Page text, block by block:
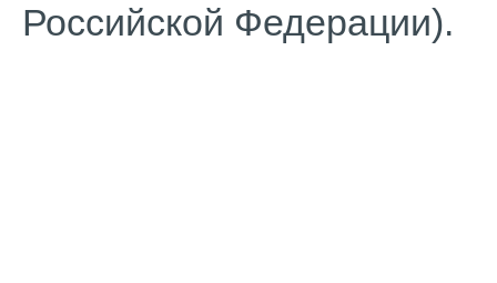
Российской Федерации).